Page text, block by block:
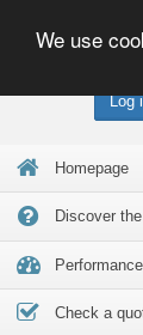
Log
Homepage
Discover
Check a
We use